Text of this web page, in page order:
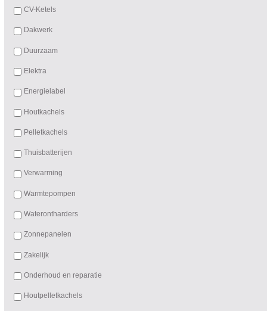
CV-Ketels
Dakwerk
Duurzaam
Elektra
Energielabel
Houtkachels
Pelletkachels
Thuisbatterijen
Verwarming
Warmtepompen
Waterontharders
Zonnepanelen
Zakelijk
Onderhoud en reparatie
Houtpelletkachels